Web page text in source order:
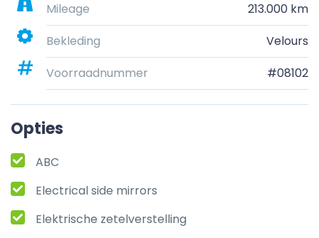
Mileage
213.000 km
Bekleding
Velours
Voorraadnummer
#08102
Opties
ABC
Electrical side mirrors
Elektrische zetelverstelling